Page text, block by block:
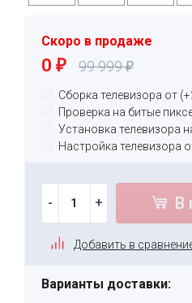
Скоро в продаже
0 ₽ 99 999₽
Сборка телевизора от (+
Проверка на битые
Установка телевизора
Настройка телевизора
- + В
Добавить в
Варианты доставки: